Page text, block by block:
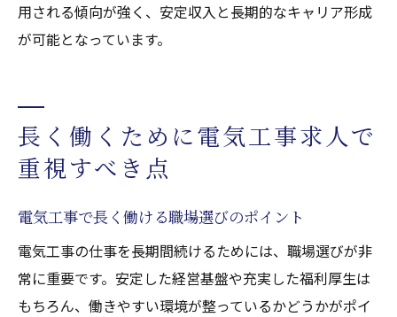
用される傾向が強く、安定収入と長期的なキャリア形成
が可能となっています。
長く働くために電気工事求人で
重視すべき点
電気工事で長く働ける職場選びのポイント
電気工事の仕事を長期間続けるためには、職場選びが非
常に重要です。安定した経営基盤や充実した福利厚生は
もちろん、働きやすい環境が整っているかどうかがポイ